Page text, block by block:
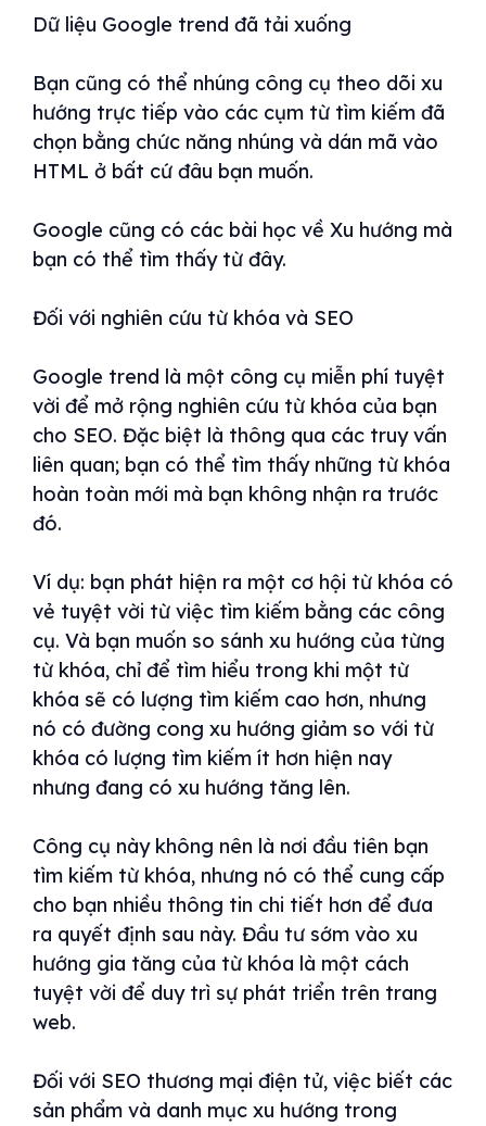
Dữ liệu Google trend đã tải xuống
Bạn cũng có thể nhúng công cụ theo dõi xu
hướng trực tiếp vào các cụm từ tìm kiếm đã
chọn bằng chức năng nhúng và dán mã vào
HTML ở bất cứ đâu bạn muốn.
Google cũng có các bài học về Xu hướng mà
bạn có thể tìm thấy từ đây.
Đối với nghiên cứu từ khóa và SEO
Google trend là một công cụ miễn phí tuyệt
vời để mở rộng nghiên cứu từ khóa của bạn
cho SEO. Đặc biệt là thông qua các truy vấn
liên quan; bạn có thể tìm thấy những từ khóa
hoàn toàn mới mà bạn không nhận ra trước
đó.
Ví dụ: bạn phát hiện ra một cơ hội từ khóa có
vẻ tuyệt vời từ việc tìm kiếm bằng các công
cụ. Và bạn muốn so sánh xu hướng của từng
từ khóa, chỉ để tìm hiểu trong khi một từ
khóa sẽ có lượng tìm kiếm cao hơn, nhưng
nó có đường cong xu hướng giảm so với từ
khóa có lượng tìm kiếm ít hơn hiện nay
nhưng đang có xu hướng tăng lên.
Công cụ này không nên là nơi đầu tiên bạn
tìm kiếm từ khóa, nhưng nó có thể cung cấp
cho bạn nhiều thông tin chi tiết hơn để đưa
ra quyết định sau này. Đầu tư sớm vào xu
hướng gia tăng của từ khóa là một cách
tuyệt vời để duy trì sự phát triển trên trang
web.
Đối với SEO thương mại điện tử, việc biết các
sản phẩm và danh mục xu hướng trong